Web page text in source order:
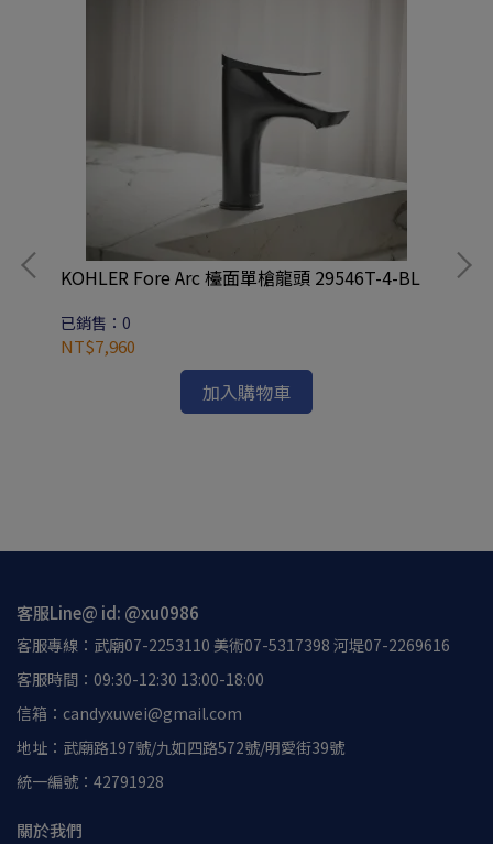
KOHLER Fore Arc 檯面單槍龍頭 29546T-4-BL
已銷售：0
NT$7,960
加入購物車
客服Line@ id: @xu0986
客服專線：武廟07-2253110 美術07-5317398 河堤07-2269616
客服時間：09:30-12:30 13:00-18:00
信箱：candyxuwei@gmail.com
地址：武廟路197號/九如四路572號/明愛街39號
統一編號：42791928
關於我們